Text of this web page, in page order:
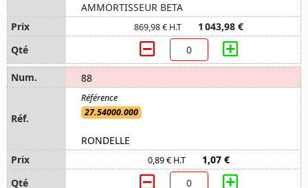
AMMORTISSEUR BETA
869,98 € H.T 1 043,98 €
88
27.54000.000
RONDELLE
0,89 € H.T 1,07 €